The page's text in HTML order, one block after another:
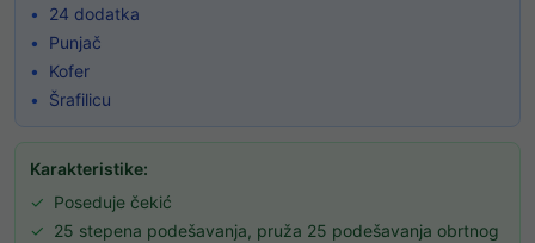
•
24 dodatka
•
Punjač
•
Kofer
•
Šrafilicu
Karakteristike:
✓ Poseduje čekić
✓ 25 stepena podešavanja, pruža 25 podešavanja obrtnog